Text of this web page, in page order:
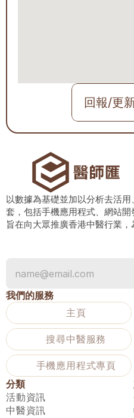
回報/更
以數據為基礎並加以分析去活
套，包括手機應用程式、網站開
旨在向大眾推廣香港中醫行業，
我們的服務
主頁
搜尋中醫服務
手機應用程式專頁
分類
活動資訊
中醫資訊